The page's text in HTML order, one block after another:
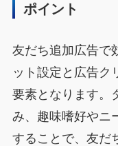
ポイント
友だち追加広告で
ット設定と広告ク
要素となります。
み、趣味嗜好やニ
することで、友だ